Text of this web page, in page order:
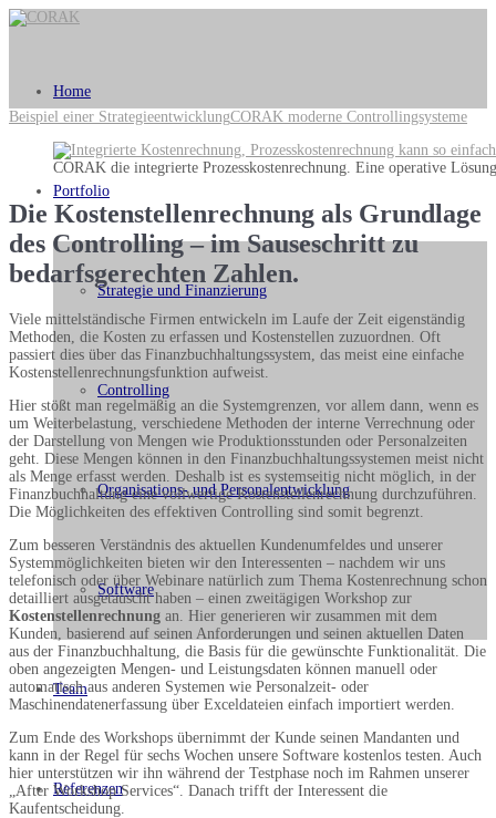
Home
Portfolio
Strategie und Finanzierung
Controlling
Organisations- und Personalentwicklung
Software
Team
Referenzen
Beispiel einer StrategieentwicklungCORAK moderne Controllingsysteme
CORAK die integrierte Prozesskostenrechnung. Eine operative
Die Kostenstellenrechnung als Grundlage
des Controlling – im Sauseschritt zu
bedarfsgerechten Zahlen.
Viele mittelständische Firmen entwickeln im Laufe der Zeit eigenständig
Methoden, die Kosten zu erfassen und Kostenstellen zuzuordnen. Oft
passiert dies über das Finanzbuchhaltungssystem, das meist eine einfache
Kostenstellenrechnungsfunktion aufweist.
Hier stößt man regelmäßig an die Systemgrenzen, vor allem dann, wenn es
um Weiterbelastung, verschiedene Methoden der interne Verrechnung oder
der Darstellung von Mengen wie Produktionsstunden oder Personalzeiten
geht. Diese Mengen können in den Finanzbuchhaltungssystemen meist nicht
als Menge erfasst werden. Deshalb ist es systemseitig nicht möglich, in der
Finanzbuchhaltung eine vollwertige Kostenstellenrechnung durchzuführen.
Die Möglichkeiten des effektiven Controlling sind somit begrenzt.
Zum besseren Verständnis des aktuellen Kundenumfeldes und unserer
Systemmöglichkeiten bieten wir den Interessenten – nachdem wir uns
telefonisch oder über Webinare natürlich zum Thema Kostenrechnung schon
detailliert ausgetauscht haben – einen zweitägigen Workshop zur
Kostenstellenrechnung an. Hier generieren wir zusammen mit dem
Kunden, basierend auf seinen Anforderungen und seinen aktuellen Daten
aus der Finanzbuchhaltung, die Basis für die gewünschte Funktionalität. Die
oben angezeigten Mengen- und Leistungsdaten können manuell oder
automatisch aus anderen Systemen wie Personalzeit- oder
Maschinendatenerfassung über Exceldateien einfach importiert werden.
Zum Ende des Workshops übernimmt der Kunde seinen Mandanten und
kann in der Regel für sechs Wochen unsere Software kostenlos testen. Auch
hier unterstützen wir ihn während der Testphase noch im Rahmen unserer
„After Workshop Services“. Danach trifft der Interessent die
Kaufentscheidung.